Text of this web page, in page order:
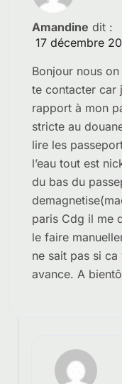
Amandine dit :
17 décembre
Bonjour nous
te contacter car
rapport à mon
stricte au
lire les
l’eau tout est
du bas du
paris Cdg il me
le faire
ne sait pas si
avance. A